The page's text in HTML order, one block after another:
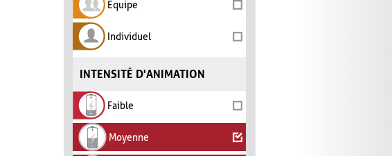
Équipe
Individuel
INTENSITÉ D'ANIMATION
Faible
Moyenne